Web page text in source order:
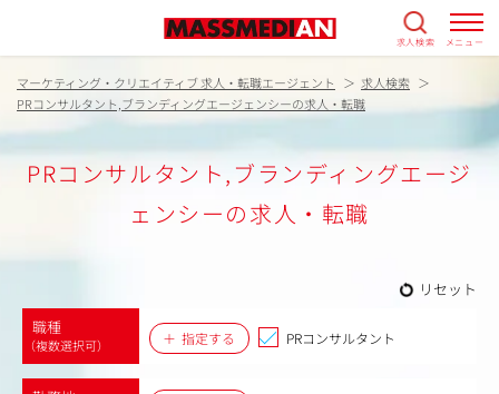
求人検索 メニュー
マーケティング・クリエイティブ 求人・転職エージェント
求人検索
PRコンサルタント,ブランディングエージェンシーの求人・転職
PRコンサルタント,ブランディングエージ
ェンシーの求人・転職
リセット
職種
（複数選択可） 指定する PRコンサルタント